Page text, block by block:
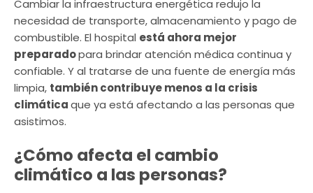
Cambiar la infraestructura energética redujo la
necesidad de transporte, almacenamiento y pago de
combustible. El hospital está ahora mejor
preparadopara brindar atención médica continua y
confiable. Y al tratarse de una fuente de energía más
limpia, también contribuye menos a la crisis
climáticaque ya está afectando a las personas que
asistimos.
¿Cómo afecta el cambio
climático a las personas?